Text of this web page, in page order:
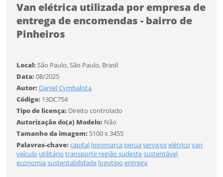
Van elétrica utilizada por empresa de
entrega de encomendas - bairro de
Pinheiros
Local:São Paulo, São Paulo, Brasil
Data:08/2025
Autor: Daniel Cymbalista
Código: 13DC754
Tipo de licença: Direito controlado
Autorização do(a) Modelo: Não
Tamanho da imagem: 5100 x 3455
Palavras-chave:capital logomarca peruaserviçoselétrico van
veículo utilitário transporte região sudestesustentável
economiasustentabilidade logotipo entrega
Tamanho
Tipo de projeto
Selecione
Formato
Tamanho
FINALIZAR
Você ainda não tem conta?
Desejo receber novidades sobre a Pulsar Imagens
Li e concordo com os Termos de Uso do site
CADASTRAR
Tamanho